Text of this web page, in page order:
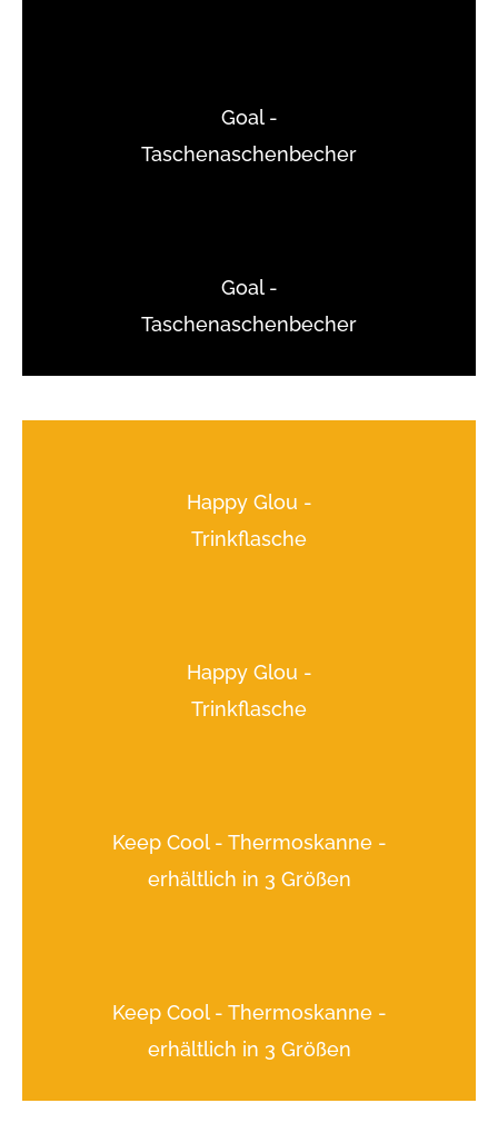
Goal -
Taschenaschenbecher
Goal -
Taschenaschenbecher
Happy Glou -
Trinkflasche
Happy Glou -
Trinkflasche
Keep Cool - Thermoskanne -
erhältlich in 3 Größen
Keep Cool - Thermoskanne -
erhältlich in 3 Größen